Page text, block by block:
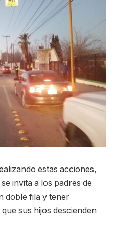
estas acciones,
invita a los padres de
doble fila y tener
sus hijos descienden